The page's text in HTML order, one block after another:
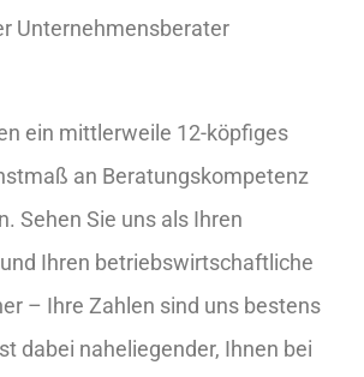
Unternehmensberater
ein mittlerweile 12-köpfiges
an Beratungskompetenz
Sehen Sie uns als Ihren
Ihren betriebswirtschaftliche
– Ihre Zahlen sind uns bestens
dabei naheliegender, Ihnen bei